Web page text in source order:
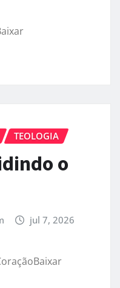
TEOLOGIA
o
jul 7, 2026